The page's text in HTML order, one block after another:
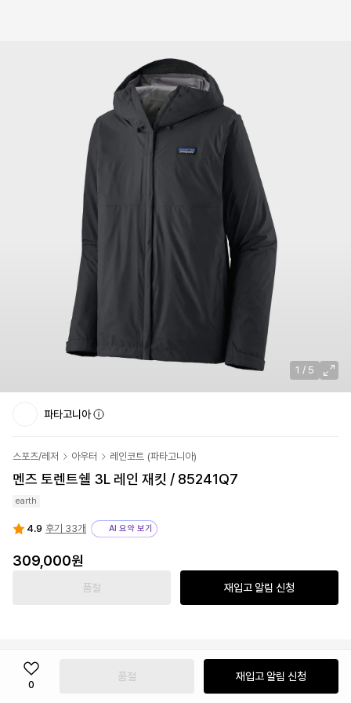
1 / 5
파타고니아
스포츠/레저 아우터 레인코트 (파타고니아)
멘즈 토렌트쉘 3L 레인 재킷 / 85241Q7
earth
4.9 후기 33개 AI 요약 보기
309,000원
품절 재입고 알림 신청
0
품절 재입고 알림 신청